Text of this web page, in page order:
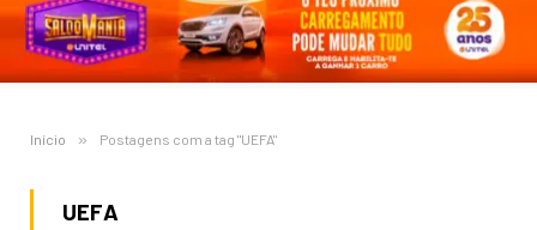
Início » Postagens com a tag "UEFA"
UEFA